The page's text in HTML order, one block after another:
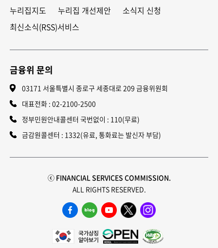
누리집지도
누리집 개선제안
소식지 신청
최신소식(RSS)서비스
금융위 문의
03171 서울특별시 종로구 세종대로 209 금융위원회
대표전화 : 02-2100-2500
정부민원안내콜센터 국번없이 : 110(무료)
금감원콜센터 : 1332(유료, 통화료는 발신자 부담)
ⓒ FINANCIAL SERVICES COMMISSION.
ALL RIGHTS RESERVED.